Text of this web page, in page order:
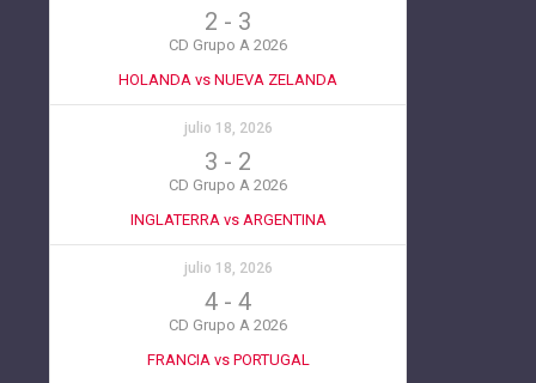
2 - 3
CD Grupo A 2026
HOLANDA vs NUEVA ZELANDA
julio 18, 2026
3 - 2
CD Grupo A 2026
INGLATERRA vs ARGENTINA
julio 18, 2026
4 - 4
CD Grupo A 2026
FRANCIA vs PORTUGAL